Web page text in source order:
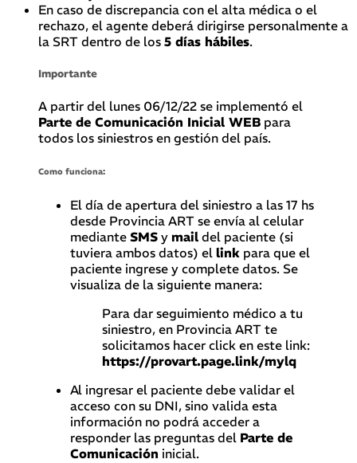
En caso de discrepancia con el alta médica o el
rechazo, el agente deberá dirigirse personalmente a
la SRT dentro de los 5 días hábiles.
Importante
A partir del lunes 06/12/22 se implementó el
Parte de Comunicación Inicial WEB para
todos los siniestros en gestión del país.
Como funciona:
El día de apertura del siniestro a las 17 hs
desde Provincia ART se envía al celular
mediante SMS y mail del paciente (si
tuviera ambos datos) el link para que el
paciente ingrese y complete datos. Se
visualiza de la siguiente manera:
Para dar seguimiento médico a tu
siniestro, en Provincia ART te
solicitamos hacer click en este link:
https://provart.page.link/mylq
Al ingresar el paciente debe validar el
acceso con su DNI, sino valida esta
información no podrá acceder a
responder las preguntas del Parte de
Comunicación inicial.